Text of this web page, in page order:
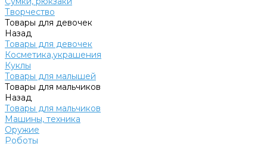
Творчество
Товары для девочек
Назад
Товары для девочек
Косметика,украшения
Куклы
Товары для малышей
Товары для мальчиков
Назад
Товары для мальчиков
Машины, техника
Оружие
Роботы